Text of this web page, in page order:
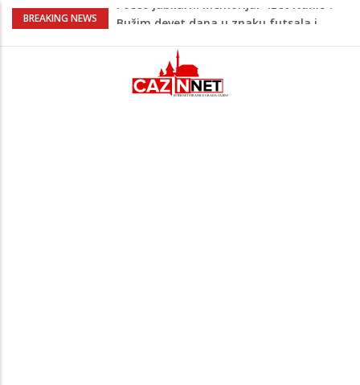
BREAKING NEWS
Evo šta piše u zahtjevu za ponovno
Četvrto ljeto zaredom Trg slobode
postaje Naše mjesto - Bingo Ljetno kino
Tuzla